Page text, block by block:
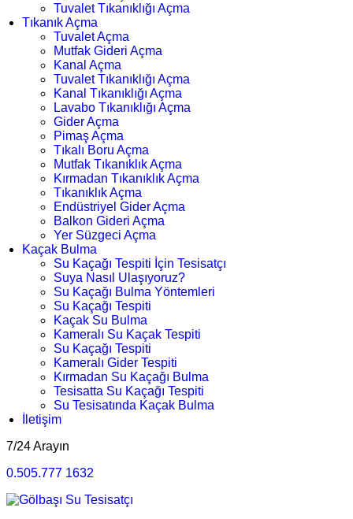
Tuvalet Tıkanıklığı Açma
Tıkanık Açma
Tuvalet Açma
Mutfak Gideri Açma
Kanal Açma
Tuvalet Tıkanıklığı Açma
Kanal Tıkanıklığı Açma
Lavabo Tıkanıklığı Açma
Gider Açma
Pimaş Açma
Tıkalı Boru Açma
Mutfak Tıkanıklık Açma
Kırmadan Tıkanıklık Açma
Tıkanıklık Açma
Endüstriyel Gider Açma
Balkon Gideri Açma
Yer Süzgeci Açma
Kaçak Bulma
Su Kaçağı Tespiti İçin Tesisatçı
Suya Nasıl Ulaşıyoruz?
Su Kaçağı Bulma Yöntemleri
Su Kaçağı Tespiti
Kaçak Su Bulma
Kameralı Su Kaçak Tespiti
Su Kaçağı Tespiti
Kameralı Gider Tespiti
Kırmadan Su Kaçağı Bulma
Tesisatta Su Kaçağı Tespiti
Su Tesisatında Kaçak Bulma
İletişim
7/24 Arayın
0.505.777 1632